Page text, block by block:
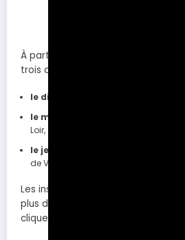
À partir du 15 septembre, nous
trois créneaux :
le dimanche de 17h45 à 19h15
à
le mardi de 19h45 à 21h45
à la
Loir,
le jeudi de 12h à 14h
pour un
de Villiers.
Les inscriptions sont ouvertes dès
plus de 16 ans : rendez-vous sur la
cliquez directement sur le bouton